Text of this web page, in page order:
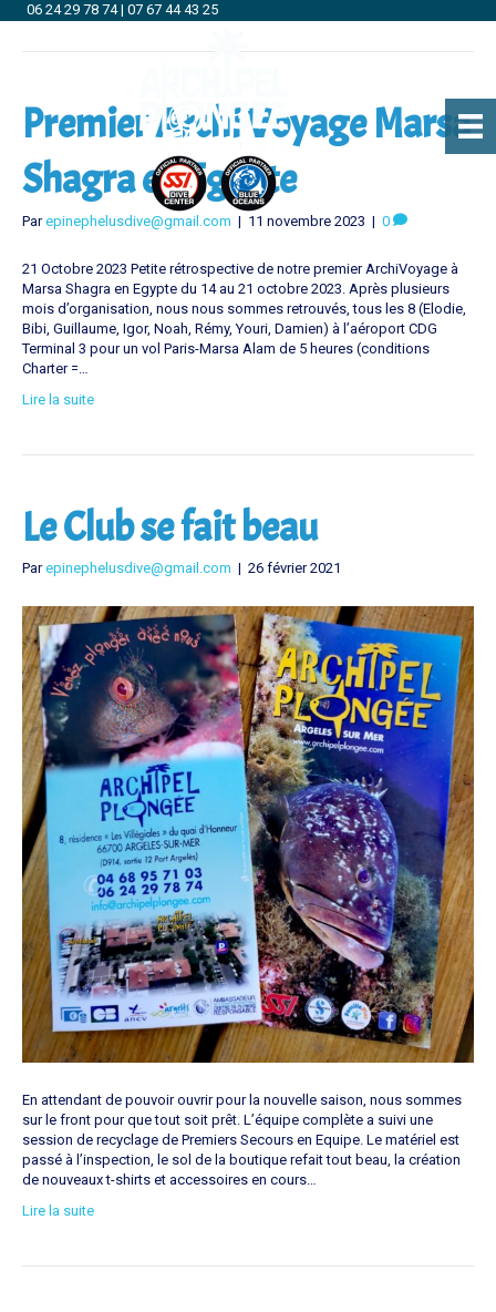
06 24 29 78 74| 07 67 44 43 25
Premier Archi Voyage Marsa
Shagra en Egypte
Parepinephelusdive@gmail.com | 11 novembre 2023 | 0
21 Octobre 2023 Petite rétrospective de notre premier ArchiVoyage à
Marsa Shagra en Egypte du 14 au 21 octobre 2023. Après plusieurs
mois d’organisation, nous nous sommes retrouvés, tous les 8 (Elodie,
Bibi, Guillaume, Igor, Noah, Rémy, Youri, Damien) à l’aéroport CDG
Terminal 3 pour un vol Paris-Marsa Alam de 5 heures (conditions
Charter =…
Lire la suite
Le Club se fait beau
Parepinephelusdive@gmail.com | 26 février 2021
En attendant de pouvoir ouvrir pour la nouvelle saison, nous sommes
sur le front pour que tout soit prêt. L’équipe complète a suivi une
session de recyclage de Premiers Secours en Equipe. Le matériel est
passé à l’inspection, le sol de la boutique refait tout beau, la création
de nouveaux t-shirts et accessoires en cours…
Lire la suite